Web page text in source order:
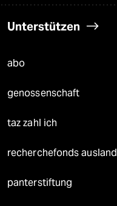
Unterstützen
abo
genossenschaft
taz zahl ich
recherchefonds ausland
panterstiftung